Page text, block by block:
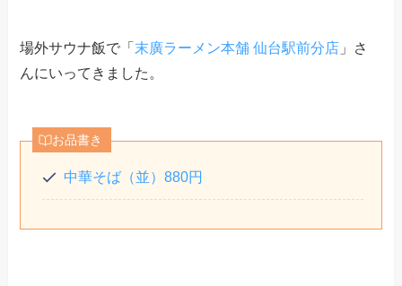
場外サウナ飯で「 末廣ラーメン本舗 仙台駅前分店 」さ
んにいってきました。
お品書き
中華そば（並）880円